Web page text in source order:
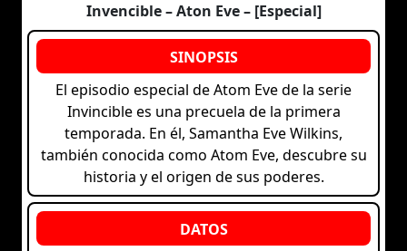
Invencible – Aton Eve – [Especial]
El episodio especial de Atom Eve de la serie
Invincible es una precuela de la primera
temporada. En él, Samantha Eve Wilkins,
también conocida como Atom Eve, descubre su
historia y el origen de sus poderes.